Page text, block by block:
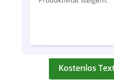
Kostenlos